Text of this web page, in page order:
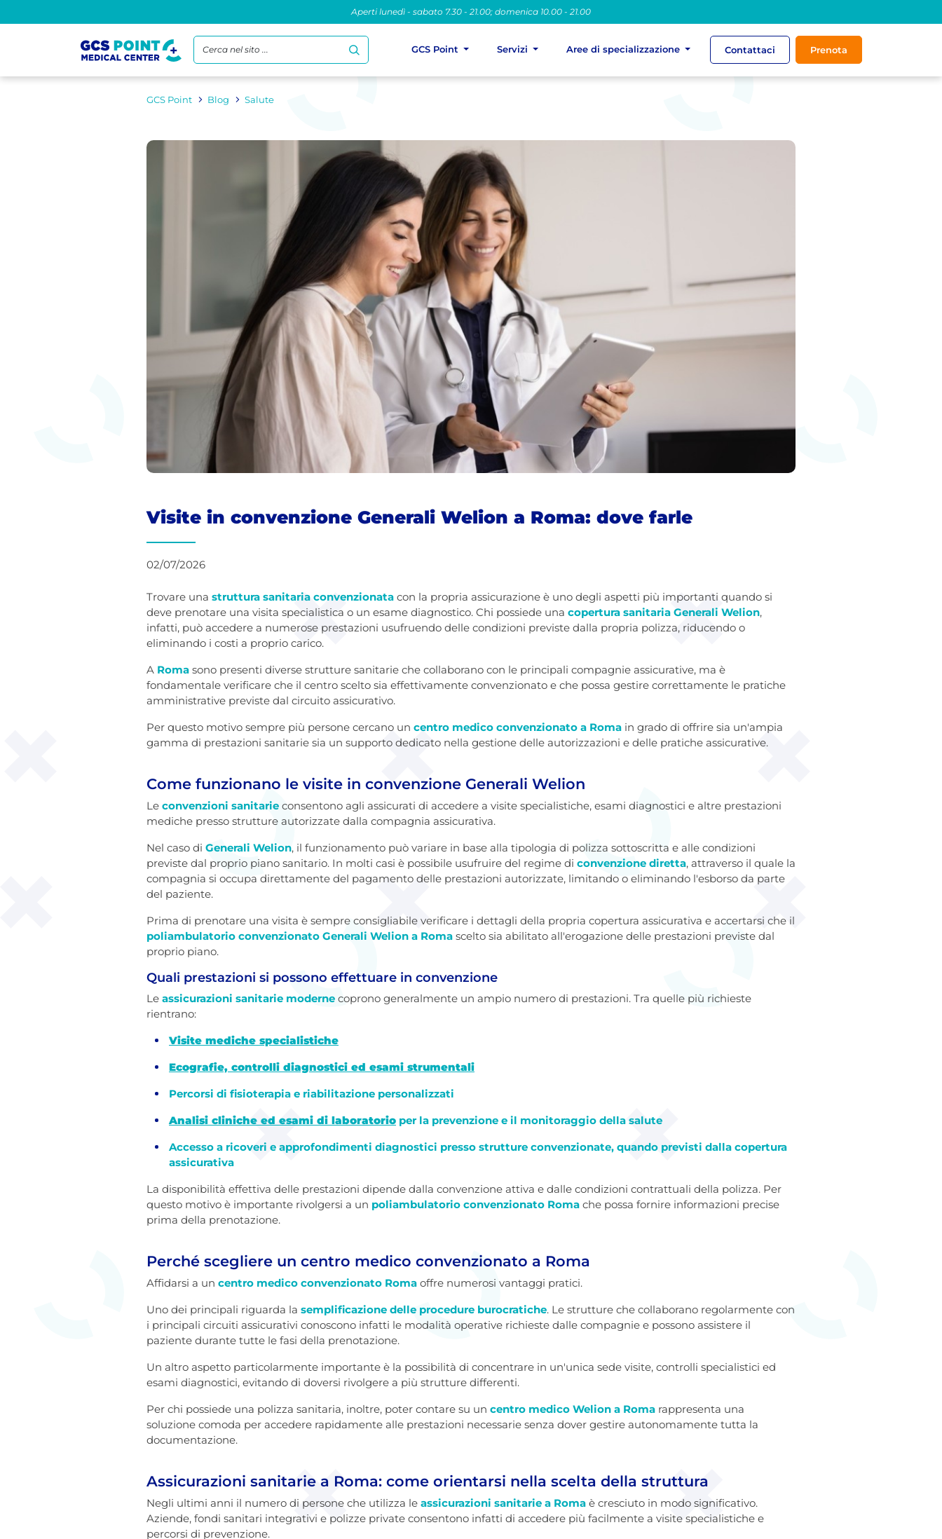
Aperti lunedì - sabato 7.30 - 21.00; domenica 10.00 - 21.00
Cerca nel sito ... GCS Point Servizi Aree di specializzazione Contattaci Prenota
GCS Point Blog Salute
Visite in convenzione Generali Welion a Roma: dove farle
02/07/2026
Trovare una struttura sanitaria convenzionata con la propria assicurazione è uno degli aspetti più importanti quando si
deve prenotare una visita specialistica o un esame diagnostico. Chi possiede una copertura sanitaria Generali Welion,
infatti, può accedere a numerose prestazioni usufruendo delle condizioni previste dalla propria polizza, riducendo o
eliminando i costi a proprio carico.
A Roma sono presenti diverse strutture sanitarie che collaborano con le principali compagnie assicurative, ma è
fondamentale verificare che il centro scelto sia effettivamente convenzionato e che possa gestire correttamente le pratiche
amministrative previste dal circuito assicurativo.
Per questo motivo sempre più persone cercano un centro medico convenzionato a Roma in grado di offrire sia un'ampia
gamma di prestazioni sanitarie sia un supporto dedicato nella gestione delle autorizzazioni e delle pratiche assicurative.
Come funzionano le visite in convenzione Generali Welion
Le convenzioni sanitarie consentono agli assicurati di accedere a visite specialistiche, esami diagnostici e altre prestazioni
mediche presso strutture autorizzate dalla compagnia assicurativa.
Nel caso di Generali Welion, il funzionamento può variare in base alla tipologia di polizza sottoscritta e alle condizioni
previste dal proprio piano sanitario. In molti casi è possibile usufruire del regime di convenzione diretta, attraverso il quale la
compagnia si occupa direttamente del pagamento delle prestazioni autorizzate, limitando o eliminando l'esborso da parte
del paziente.
Prima di prenotare una visita è sempre consigliabile verificare i dettagli della propria copertura assicurativa e accertarsi che il
poliambulatorio convenzionato Generali Welion a Roma scelto sia abilitato all'erogazione delle prestazioni previste dal
proprio piano.
Quali prestazioni si possono effettuare in convenzione
Le assicurazioni sanitarie moderne coprono generalmente un ampio numero di prestazioni. Tra quelle più richieste
rientrano:
Visite mediche specialistiche
Ecografie, controlli diagnostici ed esami strumentali
Percorsi di fisioterapia e riabilitazione personalizzati
Analisi cliniche ed esami di laboratorio per la prevenzione e il monitoraggio della salute
Accesso a ricoveri e approfondimenti diagnostici presso strutture convenzionate, quando previsti dalla copertura
assicurativa
La disponibilità effettiva delle prestazioni dipende dalla convenzione attiva e dalle condizioni contrattuali della polizza. Per
questo motivo è importante rivolgersi a un poliambulatorio convenzionato Roma che possa fornire informazioni precise
prima della prenotazione.
Perché scegliere un centro medico convenzionato a Roma
Affidarsi a un centro medico convenzionato Roma offre numerosi vantaggi pratici.
Uno dei principali riguarda la semplificazione delle procedure burocratiche. Le strutture che collaborano regolarmente con
i principali circuiti assicurativi conoscono infatti le modalità operative richieste dalle compagnie e possono assistere il
paziente durante tutte le fasi della prenotazione.
Un altro aspetto particolarmente importante è la possibilità di concentrare in un'unica sede visite, controlli specialistici ed
esami diagnostici, evitando di doversi rivolgere a più strutture differenti.
Per chi possiede una polizza sanitaria, inoltre, poter contare su un centro medico Welion a Roma rappresenta una
soluzione comoda per accedere rapidamente alle prestazioni necessarie senza dover gestire autonomamente tutta la
documentazione.
Assicurazioni sanitarie a Roma: come orientarsi nella scelta della struttura
Negli ultimi anni il numero di persone che utilizza le assicurazioni sanitarie a Roma è cresciuto in modo significativo.
Aziende, fondi sanitari integrativi e polizze private consentono infatti di accedere più facilmente a visite specialistiche e
percorsi di prevenzione.